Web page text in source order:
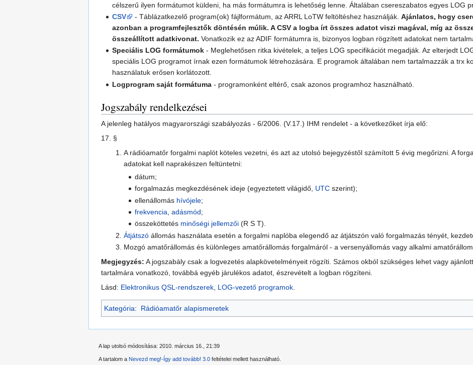
célszerű ilyen formátumot küldeni, ha más formátumra is lehetőség lenne. Általában csereszabatos egyes LOG
CSV
- Táblázatkezelő program(ok) fájlformátum, az ARRL LoTW feltöltéshez használják.Ajánlatos, hogy
azonban a programfejlesztők döntésén múlik. A CSV a logba írt összes adatot viszi magával, míg az
összeállított adatkivonat. Vonatkozik ez az ADIF formátumra is, bizonyos logban rögzített adatokat nem
Speciális LOG formátumok - Meglehetősen ritka kivételek, a teljes LOG specifikációt megadják. Az elterjedt
speciális LOG programot írnak ezen formátumok létrehozására. E programok általában nem tartalmazzák a trx
használatuk erősen korlátozott.
Logprogram saját formátuma - programonként eltérő, csak azonos programhoz használható.
Jogszabály rendelkezései
A jelenleg hatályos magyarországi szabályozás - 6/2006. (V.17.) IHM rendelet - a következőket írja elő:
17. §
A rádióamatőr forgalmi naplót köteles vezetni, és azt az utolsó bejegyzéstől számított 5 évig megőrizni. A
adatokat kell naprakészen feltüntetni:
dátum;
forgalmazás megkezdésének ideje (egyeztetett világidő, UTC szerint);
ellenállomás hívójele;
frekvencia ,adásmód;
összeköttetés minőségi jellemzői (R S T).
Átjátszóállomás használata esetén a forgalmi naplóba elegendő az átjátszón való forgalmazás tényét,
Mozgó amatőrállomás és különleges amatőrállomás forgalmáról - a versenyállomás vagy alkalmi
Megjegyzés: A jogszabály csak a logvezetés alapkövetelményeit rögzíti. Számos okból szükséges lehet vagy
tartalmára vonatkozó, továbbá egyéb járulékos adatot, észrevételt a logban rögzíteni.
Lásd: Elektronikus QSL-rendszerek, LOG-vezető programok.
Kategória: Rádióamatőr alapismeretek
A lap utolsó módosítása: 2010. március 16., 21:39
A tartalom a Nevezd meg!-Így add tovább! 3.0 feltételei mellett használható.